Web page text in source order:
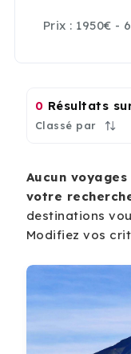
Prix : 1950€ -
0 Résultats
Classé par
Aucun
votre
destinations
Modifiez vos